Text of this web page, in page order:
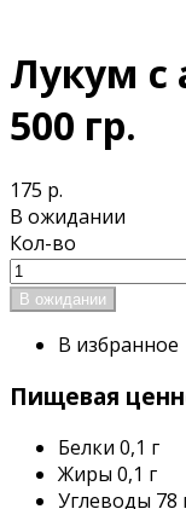
Лукум с
500 гр.
175 р.
В ожидании
Кол-во
В избранное
Пищевая
Белки 0,1 г
Жиры 0,1 г
Углеводы 78